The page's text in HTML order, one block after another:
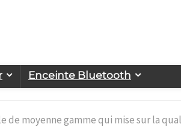
Enceinte Bluetooth
de moyenne gamme qui mise sur la